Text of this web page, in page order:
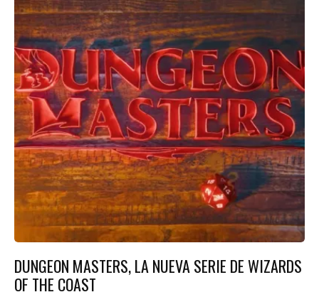
DUNGEON MASTERS, LA NUEVA SERIE DE WIZARDS
OF THE COAST